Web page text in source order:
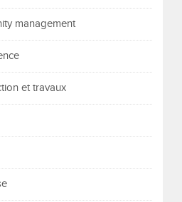
management
et travaux